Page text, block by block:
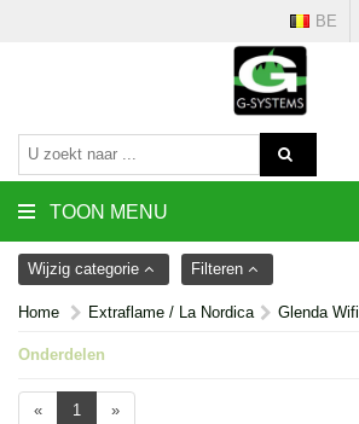
BE
TOON MENU
Wijzig categorie Filteren
Home Extraflame / La Nordica Glenda Wifi
Onderdelen
« 1 »